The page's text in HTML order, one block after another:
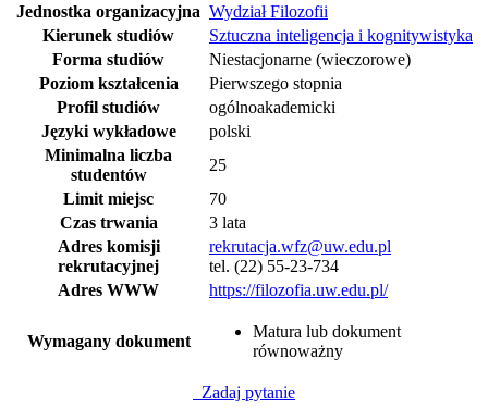
Jednostka organizacyjna Wydział Filozofii
Kierunek studiów
Sztuczna inteligencja i kognitywistyka
Forma studiów
Niestacjonarne (wieczorowe)
Poziom kształcenia
Pierwszego stopnia
Profil studiów
ogólnoakademicki
Języki wykładowe
polski
Minimalna liczba
studentów
25
Limit miejsc
70
Czas trwania
3 lata
Adres komisji
rekrutacyjnej
rekrutacja.wfz@uw.edu.pl
tel. (22) 55-23-734
Adres WWW
https://filozofia.uw.edu.pl/
Wymagany dokument
Matura lub dokument
równoważny
Zadaj pytanie